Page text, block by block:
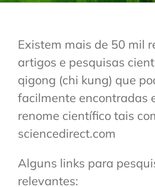
Existem mais de 50 mil
artigos e pesquisas
qigong (chi kung) que
facilmente encontradas
renome científico tais
sciencedirect.com
Alguns links para
relevantes: